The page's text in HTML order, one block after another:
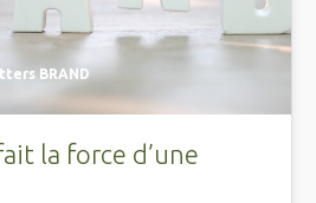
BRAND
la force d’une